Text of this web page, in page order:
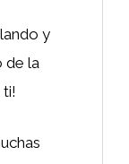
y
de la